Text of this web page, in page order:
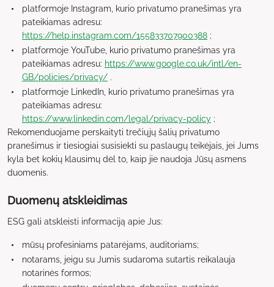
platformoje Instagram, kurio privatumo pranešimas yra
pateikiamas adresu:
https://help.instagram.com/155833707900388 ;
platformoje YouTube, kurio privatumo pranešimas yra
pateikiamas adresu: https://www.google.co.uk/intl/en-
GB/policies/privacy/ .
platformoje LinkedIn, kurio privatumo pranešimas yra
pateikiamas adresu:
https://www.linkedin.com/legal/privacy-policy ;
Rekomenduojame perskaityti trečiųjų šalių privatumo
pranešimus ir tiesiogiai susisiekti su paslaugų teikėjais, jei Jums
kyla bet kokių klausimų dėl to, kaip jie naudoja Jūsų asmens
duomenis.
Duomenų atskleidimas
ESG gali atskleisti informaciją apie Jus:
mūsų profesiniams patarėjams, auditoriams;
notarams, jeigu su Jumis sudaroma sutartis reikalauja
notarinės formos;